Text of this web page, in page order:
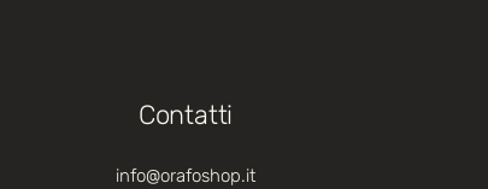
Contatti
info@orafoshop.it